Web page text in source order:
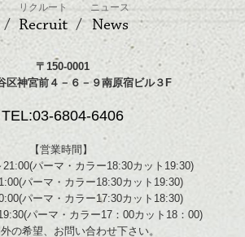
リクルート
Recruit
ニュース
News
〒150-0001
区神宮前４－６－９南原宿ビル３F
TEL:03-6804-6406
【営業時間】
21:00(パーマ・カラー18:30カット19:30)
パーマ・カラー18:30カット19:30)
パーマ・カラー17:30カット18:30)
パーマ・カラー17：00カット18：00)
の希望、お問い合わせ下さい。